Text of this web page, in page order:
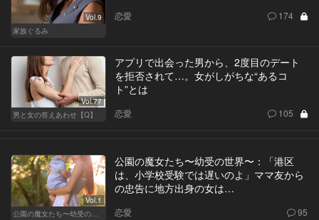
Vol.9
家族ぐるみ
恋愛 174
Vol.77
男と女の答えあわせ【Q】
アプリで出会った男から、2度目のデート
を拒否されて…。女がしがちな“あるコ
ト”とは
恋愛 105
Vol.1
公園の魔女たち〜幼受の世界〜
公園の魔女たち〜幼受の世界〜：「港区
は、小学校受験では遅いのよ」ママ友から
の忠告に地方出身の女は…
恋愛 95